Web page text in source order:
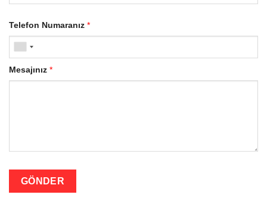
Telefon Numaranız *
Mesajınız *
GÖNDER